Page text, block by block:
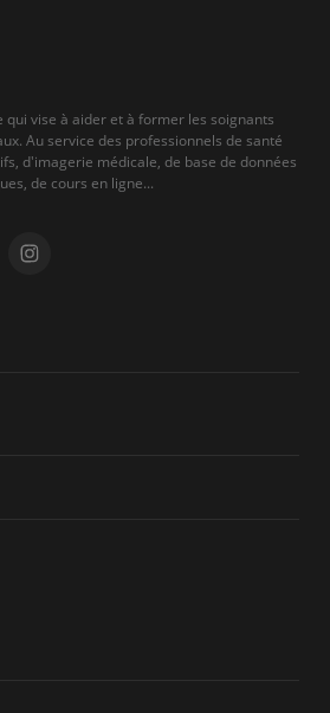
qui vise à aider et à former les soignants
Au service des professionnels de santé
d'imagerie médicale, de base de données
de cours en ligne...